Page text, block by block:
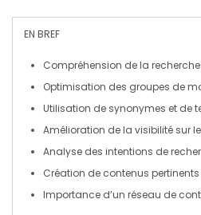
EN BREF
Compréhension de la
Optimisation des groupes de
Utilisation de synonymes et de
Amélioration de la visibilité sur
Analyse des intentions de
Création de contenus pertinents
Importance d’un réseau de